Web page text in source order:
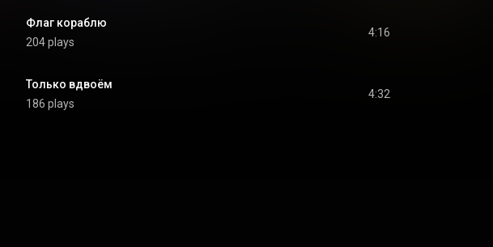
Флаг кораблю
204 plays
4:16
Только вдвоём
186 plays
4:32